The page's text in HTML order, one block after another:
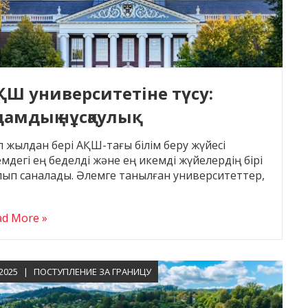
университетіне түсу:
нұсқаулық
жылдан бері АҚШ-тағы білім беру жүйесі
ең беделді және ең икемді жүйелердің бірі
саналады. Әлемге танылған университеттер,
More »
ПОСТУПЛЕНИЕ ЗА ГРАНИЦУ